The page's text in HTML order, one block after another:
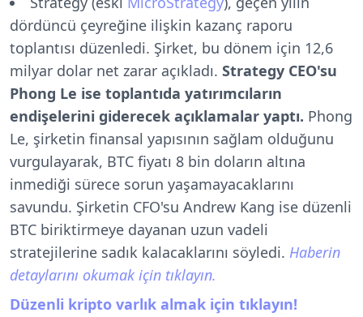
dördüncü çeyreğine ilişkin kazanç raporu
toplantısı düzenledi. Şirket, bu dönem için 12,6
milyar dolar net zarar açıkladı. Strategy CEO'su
Phong Le ise toplantıda yatırımcıların
endişelerini giderecek açıklamalar yaptı. Phong
Le, şirketin finansal yapısının sağlam olduğunu
vurgulayarak, BTC fiyatı 8 bin doların altına
inmediği sürece sorun yaşamayacaklarını
savundu. Şirketin CFO'su Andrew Kang ise düzenli
BTC biriktirmeye dayanan uzun vadeli
stratejilerine sadık kalacaklarını söyledi. Haberin
detaylarını okumak için tıklayın.
Düzenli kripto varlık almak için tıklayın!